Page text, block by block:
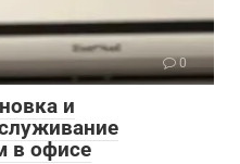
0
и
в офисе